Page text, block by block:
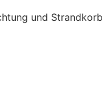
und Strandkorb